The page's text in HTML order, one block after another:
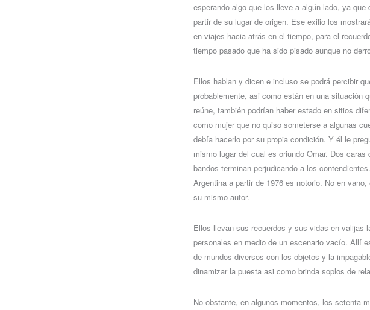
esperando algo que los lleve a algún lado, ya que
partir de su lugar de origen. Ese exilio los
en viajes hacia atrás en el tiempo, para el
tiempo pasado que ha sido pisado aunque no
Ellos hablan y dicen e incluso se podrá percibir
probablemente, asi como están en una situación
reúne, también podrían haber estado en sitios
como mujer que no quiso someterse a algunas
debía hacerlo por su propia condición. Y él le
mismo lugar del cual es oriundo Omar. Dos
bandos terminan perjudicando a los
Argentina a partir de 1976 es notorio. No en
su mismo autor.
Ellos llevan sus recuerdos y sus vidas en valijas
personales en medio de un escenario vacío. Allí
de mundos diversos con los objetos y la
dinamizar la puesta asi como brinda soplos de
No obstante, en algunos momentos, los setenta